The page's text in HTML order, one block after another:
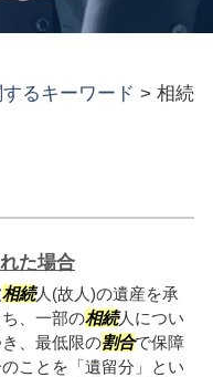
るキーワード > 相続
た場合
相続人(故人)の遺産を承
、一部の相続人につい
、最低限の割合で保障
ことを「遺留分」とい